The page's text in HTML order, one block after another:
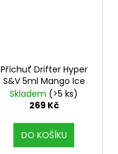
Příchuť Drifter Hyper
S&V 5ml Mango Ice
Skladem (>5 ks)
269 Kč
DO KOŠÍKU